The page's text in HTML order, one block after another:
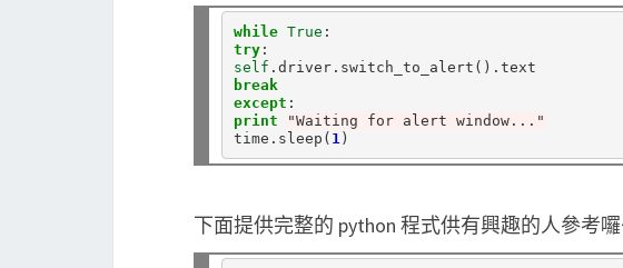
while True
try
self . driver. switch_to_alert() .
break
except
print
"Waiting for alert window..."
time . sleep( 1
下面提供完整的 python 程式供有興趣的人參考